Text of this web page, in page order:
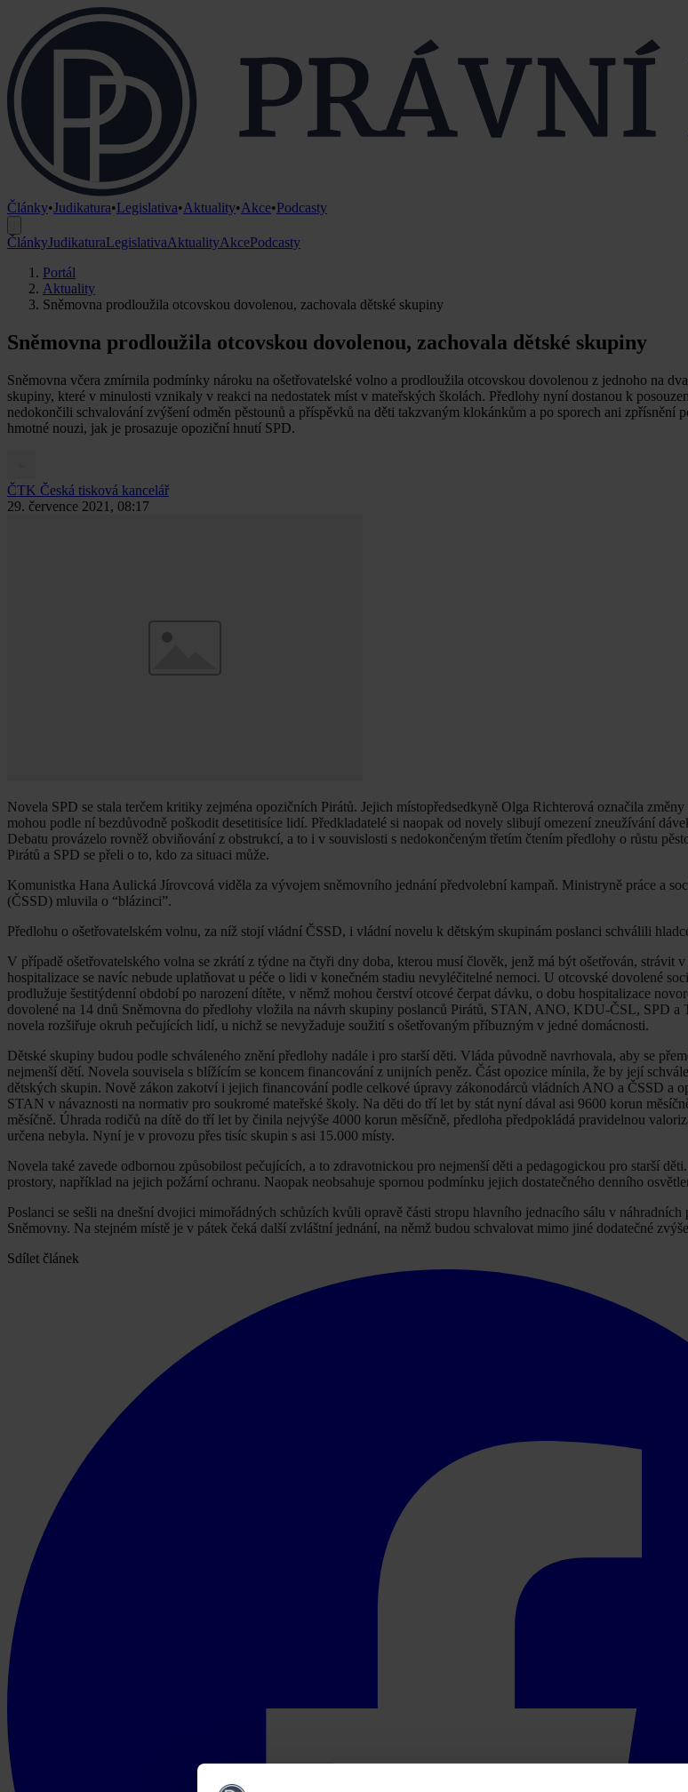
Články•Judikatura•Legislativa•Aktuality•Akce•Podcasty
ČlánkyJudikaturaLegislativaAktualityAkcePodcasty
Portál
Aktuality
Sněmovna prodloužila otcovskou dovolenou, zachovala dětské skupiny
Sněmovna prodloužila otcovskou dovolenou, zachovala dětské skupiny
Sněmovna včera zmírnila podmínky nároku na ošetřovatelské volno a prodloužila otcovskou dovolenou z jednoho na
skupiny, které v minulosti vznikaly v reakci na nedostatek míst v mateřských školách. Předlohy nyní dostanou k
nedokončili schvalování zvýšení odměn pěstounů a příspěvků na děti takzvaným klokánkům a po sporech ani zpřísnění
hmotné nouzi, jak je prosazuje opoziční hnutí SPD.
ČTK Česká tisková kancelář
29. července 2021, 08:17
Novela SPD se stala terčem kritiky zejména opozičních Pirátů. Jejich místopředsedkyně Olga Richterová označila
mohou podle ní bezdůvodně poškodit desetitisíce lidí. Předkladatelé si naopak od novely slibují omezení zneužívání
Debatu provázelo rovněž obviňování z obstrukcí, a to i v souvislosti s nedokončeným třetím čtením předlohy o růstu
Pirátů a SPD se přeli o to, kdo za situaci může.
Komunistka Hana Aulická Jírovcová viděla za vývojem sněmovního jednání předvolební kampaň. Ministryně práce a
(ČSSD) mluvila o “blázinci”.
Předlohu o ošetřovatelském volnu, za níž stojí vládní ČSSD, i vládní novelu k dětským skupinám poslanci schválili
V případě ošetřovatelského volna se zkrátí z týdne na čtyři dny doba, kterou musí člověk, jenž má být ošetřován, strávit
hospitalizace se navíc nebude uplatňovat u péče o lidi v konečném stadiu nevyléčitelné nemoci. U otcovské dovolené
prodlužuje šestitýdenní období po narození dítěte, v němž mohou čerství otcové čerpat dávku, o dobu hospitalizace
dovolené na 14 dnů Sněmovna do předlohy vložila na návrh skupiny poslanců Pirátů, STAN, ANO, KDU-ČSL, SPD a
novela rozšiřuje okruh pečujících lidí, u nichž se nevyžaduje soužití s ošetřovaným příbuzným v jedné domácnosti.
Dětské skupiny budou podle schváleného znění předlohy nadále i pro starší děti. Vláda původně navrhovala, aby se
nejmenší dětí. Novela souvisela s blížícím se koncem financování z unijních peněz. Část opozice mínila, že by její
dětských skupin. Nově zákon zakotví i jejich financování podle celkové úpravy zákonodárců vládních ANO a ČSSD a
STAN v návaznosti na normativ pro soukromé mateřské školy. Na děti do tří let by stát nyní dával asi 9600 korun
měsíčně. Úhrada rodičů na dítě do tří let by činila nejvýše 4000 korun měsíčně, předloha předpokládá pravidelnou
určena nebyla. Nyní je v provozu přes tisíc skupin s asi 15.000 místy.
Novela také zavede odbornou způsobilost pečujících, a to zdravotnickou pro nejmenší děti a pedagogickou pro starší
prostory, například na jejich požární ochranu. Naopak neobsahuje spornou podmínku jejich dostatečného denního
Poslanci se sešli na dnešní dvojici mimořádných schůzích kvůli opravě části stropu hlavního jednacího sálu v náhradních
Sněmovny. Na stejném místě je v pátek čeká další zvláštní jednání, na němž budou schvalovat mimo jiné dodatečné
Sdílet článek